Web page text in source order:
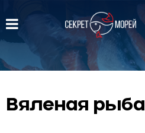
Вяленая рыба